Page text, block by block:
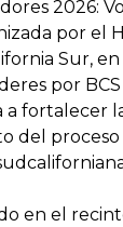
2026:
por el
Sur,
por BCS
a fortalecer
del
en el